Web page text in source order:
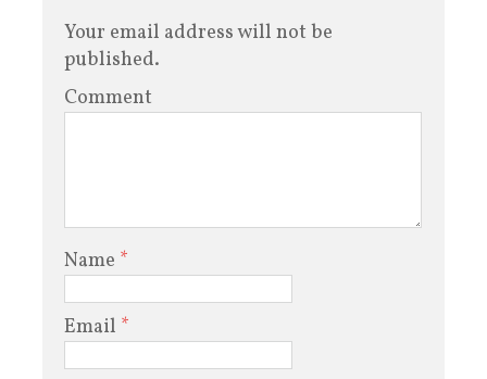
Your email address will not be
published.
Comment
Name *
Email *